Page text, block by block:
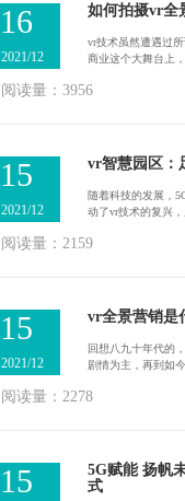
如何拍摄vr全
vr技术虽然遭遇过
商业这个大舞台上
阅读量：3956
16
2021/12
vr智慧园区：
随着科技的发展，
动了vr技术的复兴
阅读量：2159
15
2021/12
vr全景营销是
回想八九十年代的
剧情为主，再到如
阅读量：2278
15
2021/12
5G赋能 扬帆
式
15